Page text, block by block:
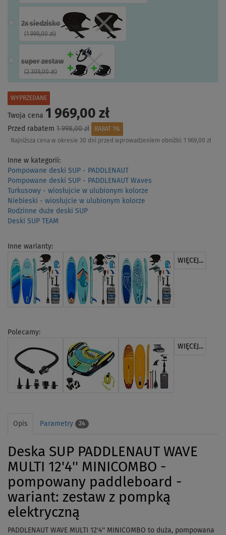
2x siedzisko
(1 999,00 zł)
super zestaw
(2 309,00 zł)
WYPRZEDANE
Twoja cena 1 969,00 zł
Przed rabatem 1 998,00 zł
RABAT 1%
Najniższa cena w okresie 30 dni przed wprowadzeniem obniżki: 1 969,00 zł
Inne w kategorii:
Pompowane deski SUP - PADDLENAUT
Pompowane deski SUP - PADDLENAUT Waves
Turkusowy - wiosłujcie w ulubionym kolorze
Niebieski - wiosłujcie w ulubionym kolorze
Rodzinne duże deski SUP
Deski SUP TEAM
Inne warianty:
WIĘCEJ...
Polecamy:
WIĘCEJ...
Opis Parametry 24
Deska SUP PADDLENAUT WAVE
MULTI 12'4'' MINICOMBO -
pompowany paddleboard -
wariant: zestaw z pompką
elektryczną
PADDLENAUT WAVE MULTI 12'4'' MINICOMBO to duża, pompowana